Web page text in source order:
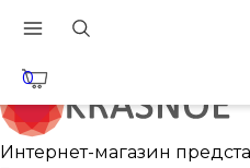
0
Интернет-магазин